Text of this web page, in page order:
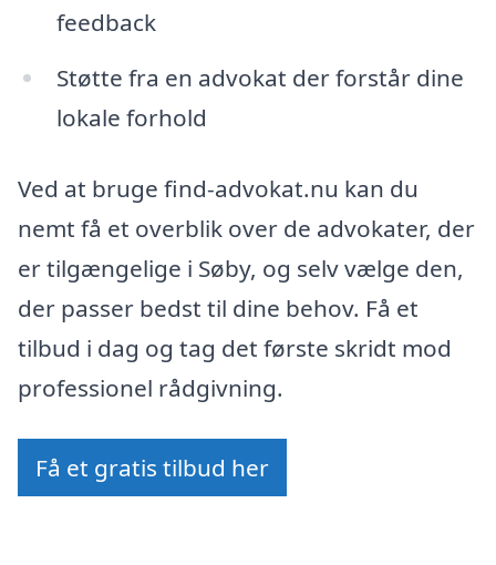
feedback
Støtte fra en advokat der forstår dine
lokale forhold
Ved at bruge find-advokat.nu kan du
nemt få et overblik over de advokater, der
er tilgængelige i Søby, og selv vælge den,
der passer bedst til dine behov. Få et
tilbud i dag og tag det første skridt mod
professionel rådgivning.
Få et gratis tilbud her